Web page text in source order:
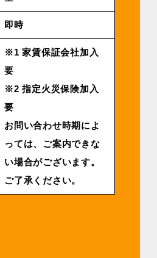
即時
※1 家賃保証会社加入
要
※2 指定火災保険加入
要
お問い合わせ時期によ
っては、ご案内できな
い場合がございます。
ご了承ください。